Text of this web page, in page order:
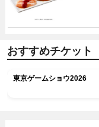
おすすめチケット
東京ゲームショウ2026